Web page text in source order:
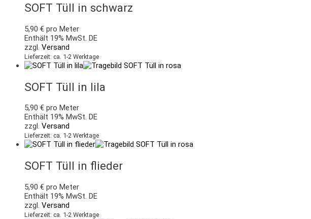
SOFT Tüll in schwarz
5,90 € pro Meter
Enthält 19% MwSt. DE
zzgl. Versand
Lieferzeit: ca. 1-2 Werktage
SOFT Tüll in lila
5,90 € pro Meter
Enthält 19% MwSt. DE
zzgl. Versand
Lieferzeit: ca. 1-2 Werktage
SOFT Tüll in flieder
5,90 € pro Meter
Enthält 19% MwSt. DE
zzgl. Versand
Lieferzeit: ca. 1-2 Werktage